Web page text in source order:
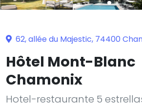
62, allée du Majestic, 74400
Hôtel Mont-Blanc
Chamonix
Hotel-restaurante 5